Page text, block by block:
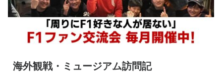
海外観戦・ミュージアム訪問記